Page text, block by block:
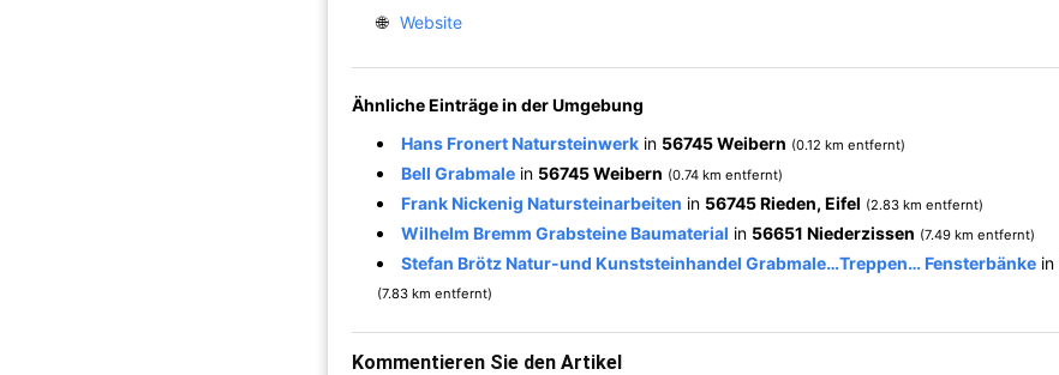
🌐 Website
Ähnliche Einträge in der Umgebung
Hans Fronert Natursteinwerk in 56745 Weibern (0.12 km entfernt)
Bell Grabmale in 56745 Weibern (0.74 km entfernt)
Frank Nickenig Natursteinarbeiten in 56745 Rieden, Eifel (2.83 km entfernt)
Wilhelm Bremm Grabsteine Baumaterial in 56651 Niederzissen (7.49 km entfernt)
Stefan Brötz Natur-und Kunststeinhandel Grabmale…Treppen… Fensterbänke in
(7.83 km entfernt)
Kommentieren Sie den Artikel